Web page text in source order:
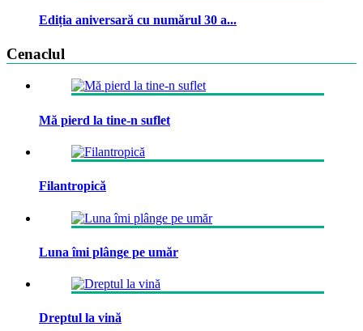
Ediția aniversară cu numărul 30 a...
Cenaclul
Mă pierd la tine-n suflet
Filantropică
Luna îmi plânge pe umăr
Dreptul la vină